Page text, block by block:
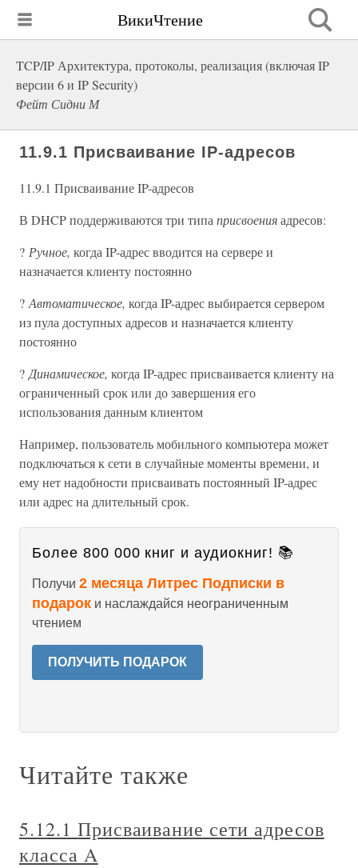
ВикиЧтение
TCP/IP Архитектура, протоколы, реализация (включая IP
версии 6 и IP Security)
Фейт Сидни М
11.9.1 Присваивание IP-адресов
11.9.1 Присваивание IP-адресов
В DHCP поддерживаются три типа присвоенияадресов:
? Ручное, когда IP-адрес вводится на сервере и
назначается клиенту постоянно
? Автоматическое, когда IP-адрес выбирается сервером
из пула доступных адресов и назначается клиенту
постоянно
? Динамическое, когда IP-адрес присваивается клиенту на
ограниченный срок или до завершения его
использования данным клиентом
Например, пользователь мобильного компьютера может
подключаться к сети в случайные моменты времени, и
ему нет надобности присваивать постоянный IP-адрес
или адрес на длительный срок.
Более 800 000 книг и аудиокниг! 📚
Получи 2 месяца Литрес Подписки в
подарок и наслаждайся неограниченным
чтением
ПОЛУЧИТЬ ПОДАРОК
Читайте также
5.12.1 Присваивание сети адресов
класса A